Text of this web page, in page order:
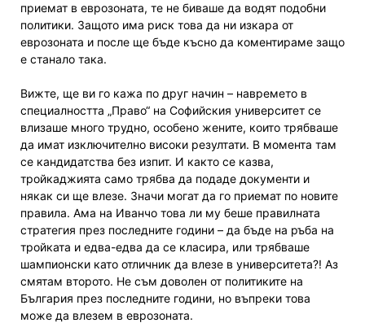
приемат в еврозоната, те не биваше да водят подобни
политики. Защото има риск това да ни изкара от
еврозоната и после ще бъде късно да коментираме защо
е станало така.
Вижте, ще ви го кажа по друг начин – навремето в
специалността „Право“ на Софийския университет се
влизаше много трудно, особено жените, които трябваше
да имат изключително високи резултати. В момента там
се кандидатства без изпит. И както се казва,
тройкаджията само трябва да подаде документи и
някак си ще влезе. Значи могат да го приемат по новите
правила. Ама на Иванчо това ли му беше правилната
стратегия през последните години – да бъде на ръба на
тройката и едва-едва да се класира, или трябваше
шампионски като отличник да влезе в университета?! Аз
смятам второто. Не съм доволен от политиките на
България през последните години, но въпреки това
може да влезем в еврозоната.